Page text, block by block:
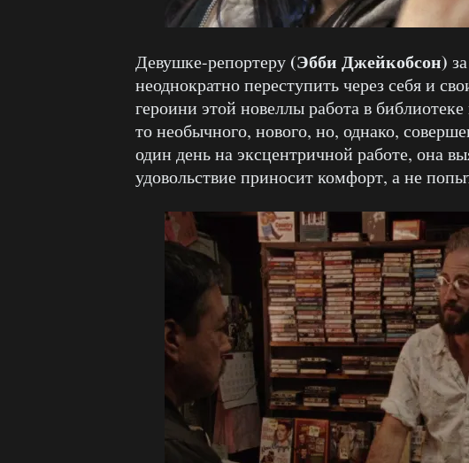
Девушке-репортеру (Эбби Джейкобсон)
неоднократно переступить через себя и
героини этой новеллы работа в
то необычного, нового, но, однако,
один день на эксцентричной работе, она
удовольствие приносит комфорт, а не